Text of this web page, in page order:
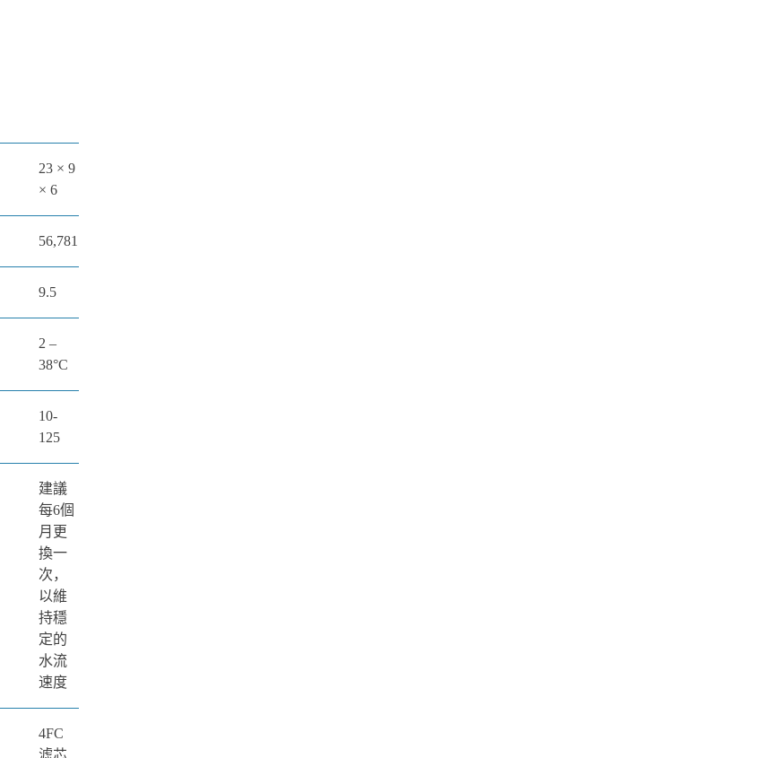
23 × 9
× 6
56,781
9.5
2 –
38°C
10-
125
建議
每6個
月更
換一
次，
以維
持穩
定的
水流
速度
4FC
滤芯